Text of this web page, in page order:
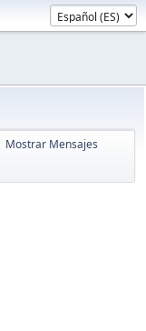
Mostrar Mensajes